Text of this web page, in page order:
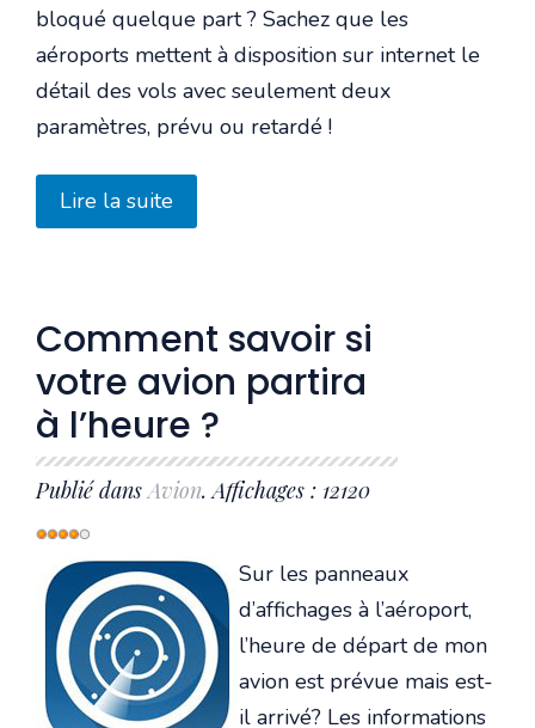
bloqué quelque part ? Sachez que les
aéroports mettent à disposition sur internet le
détail des vols avec seulement deux
paramètres, prévu ou retardé !
Lire la suite
Comment savoir si
votre avion partira
à l’heure ?
Publié dansAvion. Affichages : 12120
Vote
utilisateur:4/5
Sur les panneaux
d’affichages à l’aéroport,
l’heure de départ de mon
avion est prévue mais est-
il arrivé? Les informations